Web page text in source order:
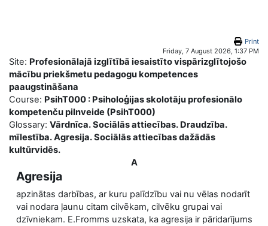
Print
Friday, 7 August 2026, 1:37 PM
Site: Profesionālajā izglītībā iesaistīto vispārizglītojošo
mācību priekšmetu pedagogu kompetences
paaugstināšana
Course: PsihT000 : Psiholoģijas skolotāju profesionālo
kompetenču pilnveide (PsihT000)
Glossary: Vārdnīca. Sociālās attiecības. Draudzība.
mīlestība. Agresija. Sociālās attiecības dažādās
kultūrvidēs.
A
Agresija
apzinātas darbības, ar kuru palīdzību vai nu vēlas nodarīt
vai nodara ļaunu citam cilvēkam, cilvēku grupai vai
dzīvniekam. E.Fromms uzskata, ka agresija ir pāridarījums